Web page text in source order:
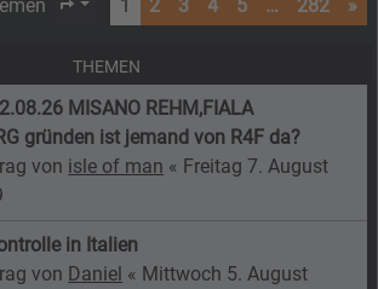
1 2 3 4 5 … 282 »
THEMEN
MISANO REHM,FIALA
gründen ist jemand von R4F da?
von isle of man « Freitag 7. August
in Italien
von Daniel « Mittwoch 5. August